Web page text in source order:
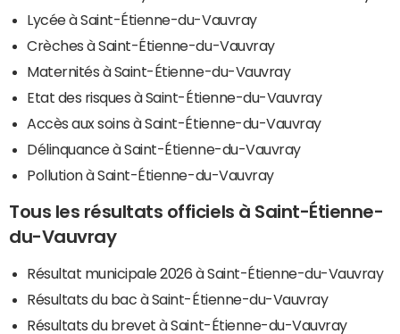
Lycée à Saint-Étienne-du-Vauvray
Crèches à Saint-Étienne-du-Vauvray
Maternités à Saint-Étienne-du-Vauvray
Etat des risques à Saint-Étienne-du-Vauvray
Accès aux soins à Saint-Étienne-du-Vauvray
Délinquance à Saint-Étienne-du-Vauvray
Pollution à Saint-Étienne-du-Vauvray
Tous les résultats officiels à Saint-Étienne-
du-Vauvray
Résultat municipale 2026 à Saint-Étienne-du-Vauvray
Résultats du bac à Saint-Étienne-du-Vauvray
Résultats du brevet à Saint-Étienne-du-Vauvray